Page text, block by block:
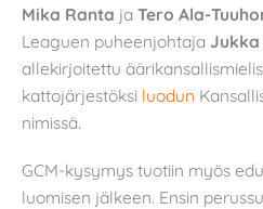
Mika Ranta ja Tero Ala-
Leaguen puheenjohtaja Jukka
allekirjoitettu
kattojärjestöksi luodun
nimissä.
GCM-kysymys tuotiin myös
luomisen jälkeen. Ensin